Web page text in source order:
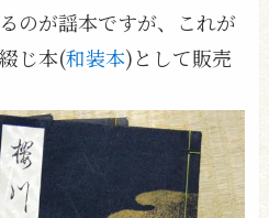
のが謡本ですが、これが
じ本(和装本)として販売